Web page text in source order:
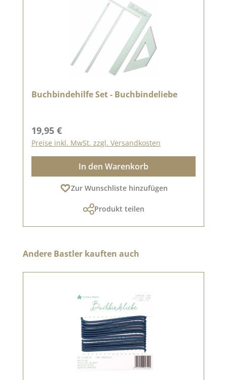
Buchbindehilfe Set - Buchbindeliebe
Regulärer Preis:
19,95 €
Preise inkl. MwSt. zzgl. Versandkosten
In den Warenkorb
Zur Wunschliste hinzufügen
Produkt teilen
Produktgalerie überspringen
Andere Bastler kauften auch